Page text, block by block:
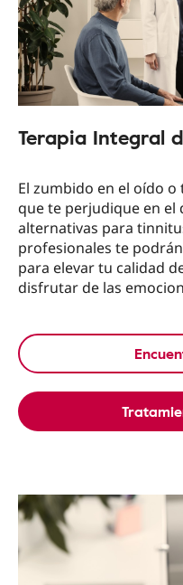
Terapia Integral
El zumbido en el oído
que te perjudique en el
alternativas para
profesionales te
para elevar tu calidad
disfrutar de las